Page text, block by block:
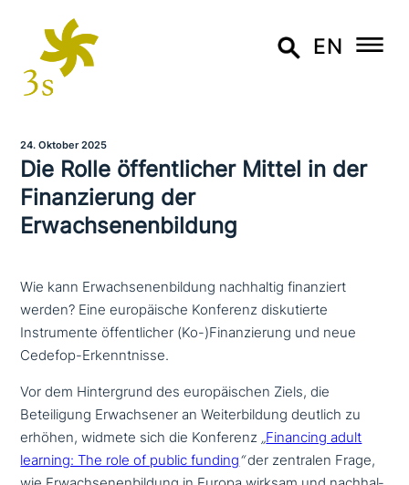
EN
24. Oktober 2025
Die Rolle öffent­li­cher Mittel in der
Finanzierung der
Erwachsenenbildung
Wie kann Erwachsenenbildung nachhaltig finanziert
werden? Eine europäische Konferenz diskutierte
Instrumente öffentlicher (Ko-)Finanzierung und neue
Cedefop-Erkenntnisse.
Vor dem Hintergrund des euro­päi­schen Ziels, die
Beteiligung Erwachsener an Weiterbildung deutlich zu
erhöhen, widmete sich die Konferenz „Financing adult
learning: The role of public funding“der zentralen Frage,